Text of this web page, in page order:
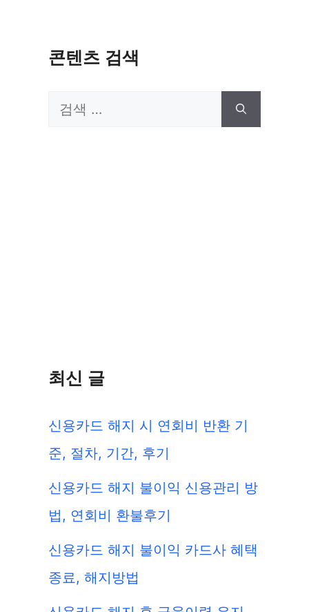
콘텐츠 검색
검
최신 글
신용카드 해지 시 연회비 반환 기
준, 절차, 기간, 후기
신용카드 해지 불이익 신용관리 방
법, 연회비 환불후기
신용카드 해지 불이익 카드사 혜택
종료, 해지방법